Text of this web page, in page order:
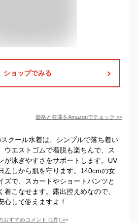
ショップでみる
価格と在庫をAmazonでチェック >>
クール水着は、シンプルで落ち着い
ウエストゴムで着脱も楽ちんで、ス
が泳ぎやすさをサポートします。UV
差しから肌を守ります。140cmの女
ズで、スカートやショートパンツと
着こなせます。露出控えめなので、
心して使えますよ！
おすすめコメント (1件) >